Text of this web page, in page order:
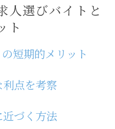
人選びバイトと
ト
短期的メリット
点を考察
づく方法